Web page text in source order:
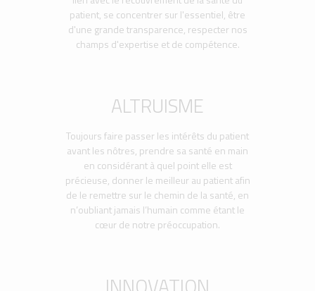
patient, se concentrer sur l'essentiel, être
d'une grande transparence, respecter nos
champs d'expertise et de compétence.
ALTRUISME
Toujours faire passer les intérêts du patient
avant les nôtres, prendre sa santé en main
en considérant à quel point elle est
précieuse, donner le meilleur au patient afin
de le remettre sur le chemin de la santé, en
n’oubliant jamais l’humain comme étant le
cœur de notre préoccupation.